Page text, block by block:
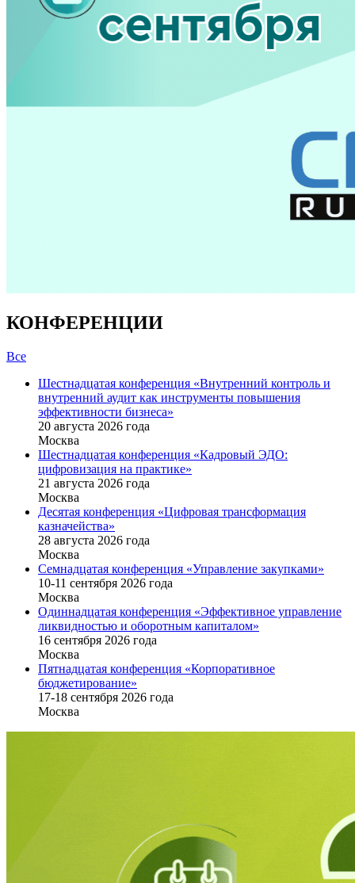
КОНФЕРЕНЦИИ
Все
Шестнадцатая конференция «Внутренний контроль и
внутренний аудит как инструменты повышения
эффективности бизнеса»
20 августа 2026 года
Москва
Шестнадцатая конференция «Кадровый ЭДО:
цифровизация на практике»
21 августа 2026 года
Москва
Десятая конференция «Цифровая трансформация
казначейства»
28 августа 2026 года
Москва
Семнадцатая конференция «Управление закупками»
10-11 сентября 2026 года
Москва
Одиннадцатая конференция «Эффективное управление
ликвидностью и оборотным капиталом»
16 cентября 2026 года
Москва
Пятнадцатая конференция «Корпоративное
бюджетирование»
17-18 сентября 2026 года
Москва